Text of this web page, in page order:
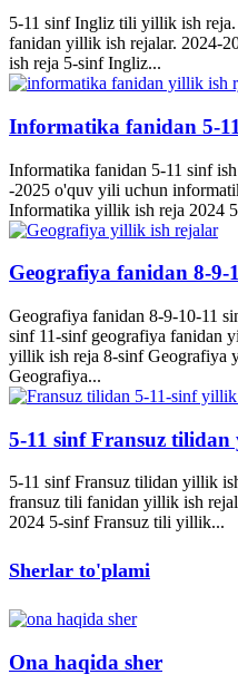
5-11 sinf Ingliz tili yillik ish
fanidan yillik ish rejalar. 2024-
ish reja 5-sinf Ingliz...
Informatika fanidan 5-
Informatika fanidan 5-11 sinf
-2025 o'quv yili uchun
Informatika yillik ish reja 2024
Geografiya fanidan 8-
Geografiya fanidan 8-9-10-11
sinf 11-sinf geografiya fanidan
yillik ish reja 8-sinf Geografiya
Geografiya...
5-11 sinf Fransuz
5-11 sinf Fransuz tilidan yillik
fransuz tili fanidan yillik ish
2024 5-sinf Fransuz tili yillik...
Sherlar to'plami
Ona haqida sher